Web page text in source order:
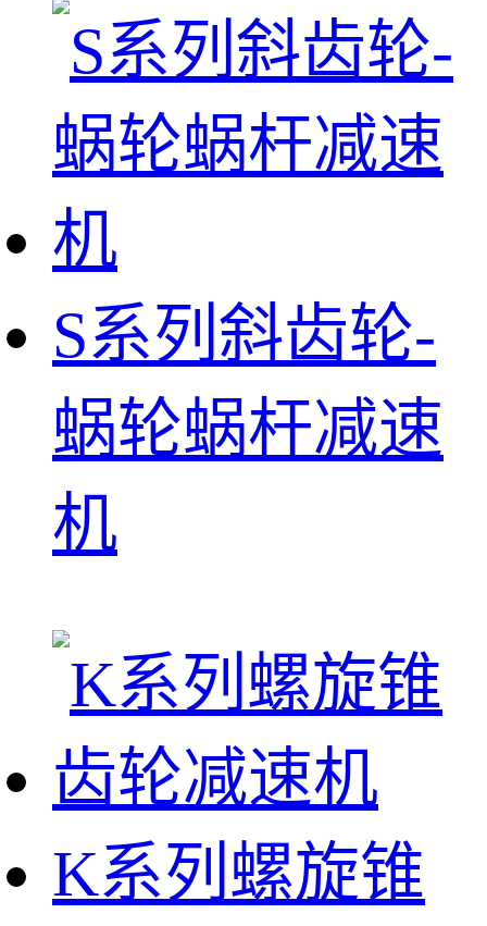
S系列斜齿轮-
蜗轮蜗杆减速
机
K系列螺旋锥